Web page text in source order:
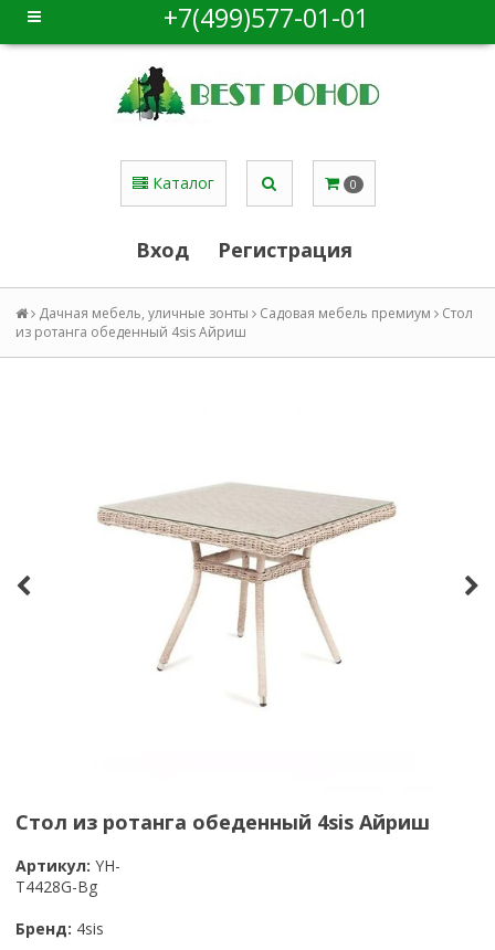
+7(499)577-01-01
Каталог 0
Вход Регистрация
Дачная мебель, уличные зонты Садовая мебель премиум
Стол
из ротанга обеденный 4sis Айриш
Стол из ротанга обеденный 4sis Айриш
Артикул: YH-
T4428G-Bg
Бренд: 4sis